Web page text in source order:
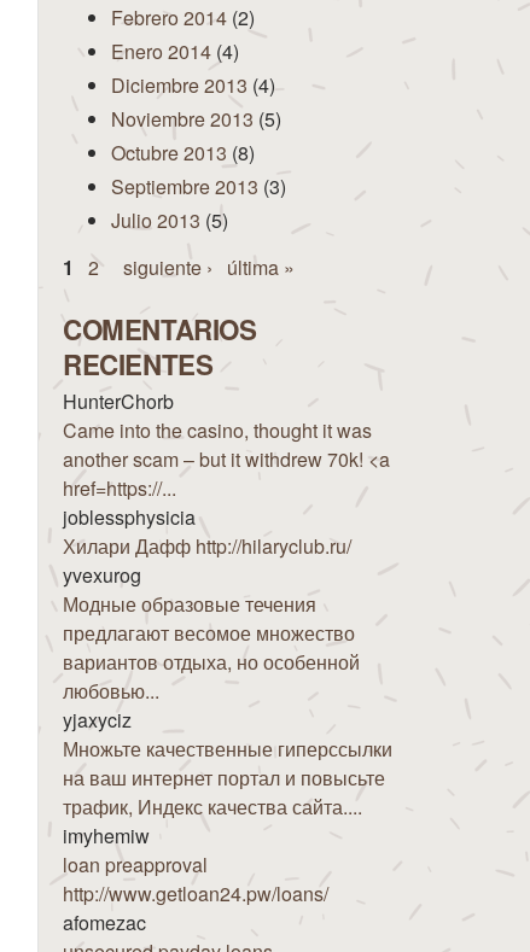
Febrero 2014 (2)
Enero 2014 (4)
Diciembre 2013 (4)
Noviembre 2013 (5)
Octubre 2013 (8)
Septiembre 2013 (3)
Julio 2013 (5)
Páginas
1 2 siguiente › última »
COMENTARIOS
RECIENTES
HunterChorb
Came into the casino, thought it was
another scam – but it withdrew 70k! <a
href=https://...
joblessphysicia
Хилари Дафф http://hilaryclub.ru/
yvexurog
Модные образовые течения
предлагают весомое множество
вариантов отдыха, но особенной
любовью...
yjaxyciz
Множьте качественные гиперссылки
на ваш интернет портал и повысьте
трафик, Индекс качества сайта....
imyhemiw
loan preapproval
http://www.getloan24.pw/loans/
afomezac